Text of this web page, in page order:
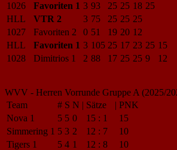
1026
Favoriten 1 3 93 25 25 18 25
HLL
VTR 2 3 75 25 25 25
1027
Favoriten 2 0 51 19 20 12
HLL
Favoriten 1 3 105 25 17 23 25 15
1028
Dimitrios 1 2 88 17 25 25 9 12
WVV - Herren Vorrunde Gruppe A (2025/
Team
# S N | Sätze | PNK
Nova 1
5 5 0 15 : 1
15
Simmering 1 5 3 2 12 : 7
10
Tigers 1
5 4 1 12 : 8
10